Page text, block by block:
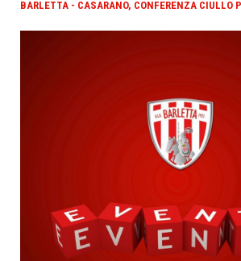
BARLETTA - CASARANO, CONFERENZA CIULLO